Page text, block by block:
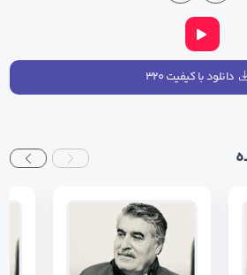
دانلود با کیفیت ۳۲۰